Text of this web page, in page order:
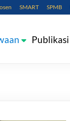
SMART SPMB
Publikasi